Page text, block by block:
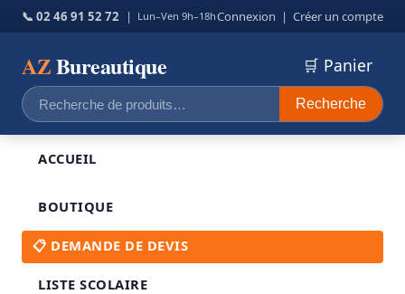
📞 02 46 91 52 72 | Lun–Ven 9h–18hConnexion | Créer un compte
AZBureautique
Recherche
pour :
Recherche
🛒 Panier
ACCUEIL
BOUTIQUE
📋 DEMANDE DE DEVIS
LISTE SCOLAIRE